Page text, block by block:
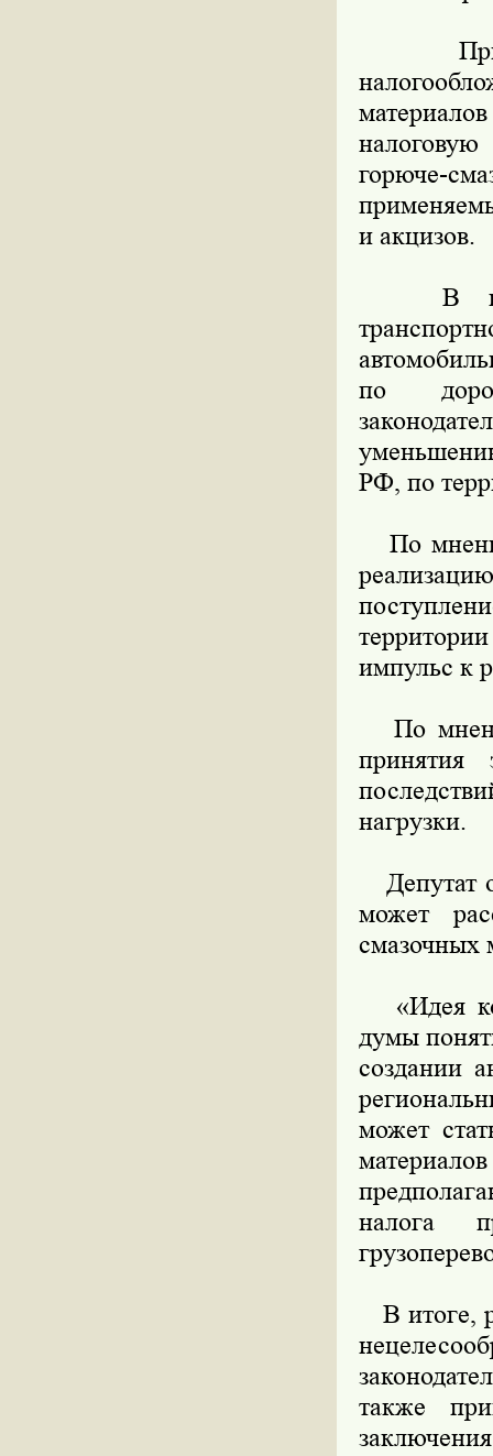
При
горюче-
и акцизов.
В
по
РФ, по
По
импульс к
По
принятия
нагрузки.
Депутат
может
смазочных
«Идея
думы
создании
может
налога
В итоге,
также